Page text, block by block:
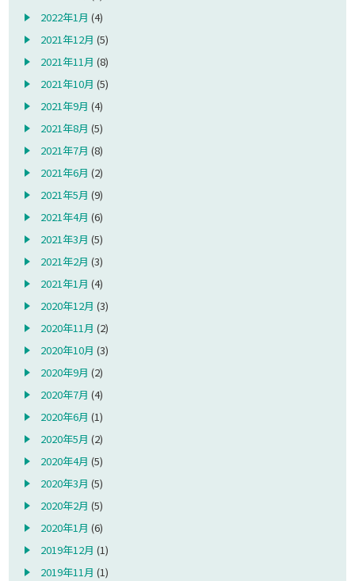
2022年1月 (4)
2021年12月 (5)
2021年11月 (8)
2021年10月 (5)
2021年9月 (4)
2021年8月 (5)
2021年7月 (8)
2021年6月 (2)
2021年5月 (9)
2021年4月 (6)
2021年3月 (5)
2021年2月 (3)
2021年1月 (4)
2020年12月 (3)
2020年11月 (2)
2020年10月 (3)
2020年9月 (2)
2020年7月 (4)
2020年6月 (1)
2020年5月 (2)
2020年4月 (5)
2020年3月 (5)
2020年2月 (5)
2020年1月 (6)
2019年12月 (1)
2019年11月 (1)